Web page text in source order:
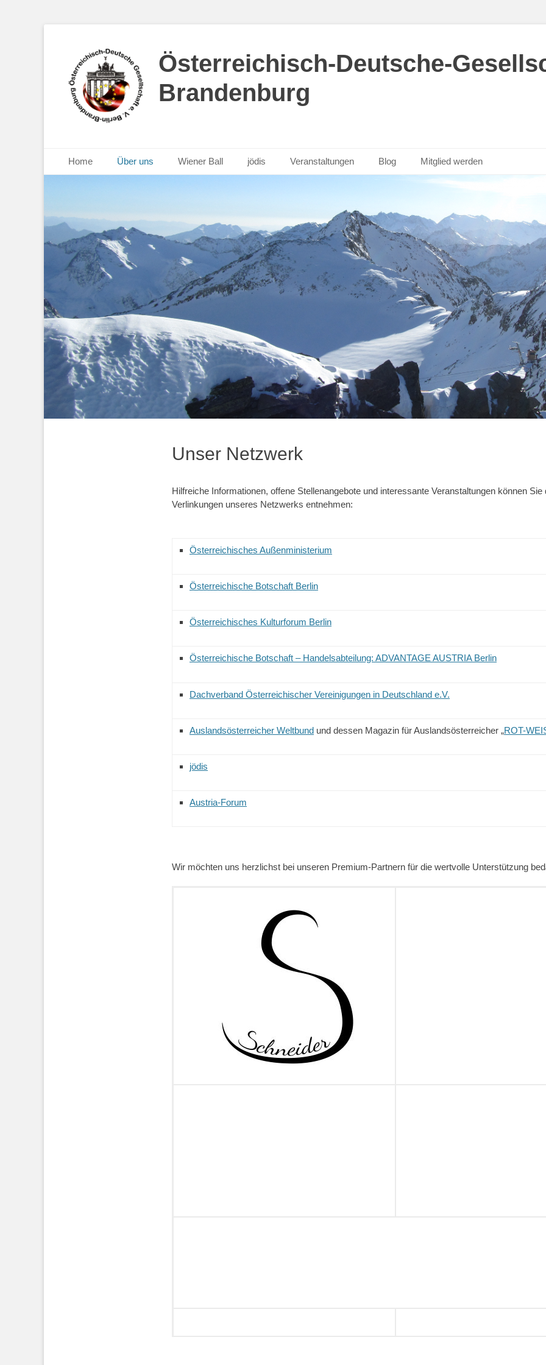
Österreichisch-Deutsche-
Brandenburg
Primäres Menü
Inhalt
Home Über uns Wiener Ball jödis Veranstaltungen Blog Mitglied werden
Unser Netzwerk
Hilfreiche Informationen, offene Stellenangebote und interessante Veranstaltungen können Sie
Verlinkungen unseres Netzwerks entnehmen:
Österreichisches Außenministerium
Österreichische Botschaft Berlin
Österreichisches Kulturforum Berlin
Österreichische Botschaft – Handelsabteilung: ADVANTAGE AUSTRIA Berlin
Dachverband Österreichischer Vereinigungen in Deutschland e.V.
Auslandsösterreicher Weltbund und dessen Magazin für Auslandsösterreicher „ROT-
jödis
Austria-Forum
Wir möchten uns herzlichst bei unseren Premium-Partnern für die wertvolle Unterstützung